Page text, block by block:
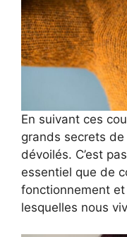
En suivant ces
grands secrets de
dévoilés. C’est
essentiel que de
fonctionnement
lesquelles nous